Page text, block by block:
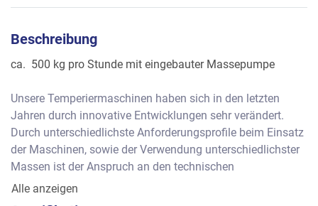
Beschreibung
ca.  500 kg pro Stunde mit eingebauter Massepumpe
Unsere Temperiermaschinen haben sich in den letzten
Jahren durch innovative Entwicklungen sehr verändert.
Durch unterschiedlichste Anforderungsprofile beim Einsatz
der Maschinen, sowie der Verwendung unterschiedlichster
Massen ist der Anspruch an den technischen
Spezifikationen stark gewachsen.
Alle anzeigen